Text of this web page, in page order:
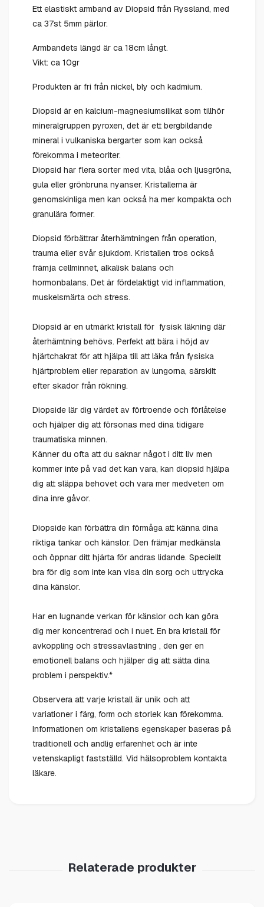
Ett elastiskt armband av Diopsid från Ryssland, med
ca 37st 5mm pärlor.
Armbandets längd är ca 18cm långt.
Vikt: ca 10gr
Produkten är fri från nickel, bly och kadmium.
Diopsid är en kalcium-magnesiumsilikat som tillhör
mineralgruppen pyroxen, det är ett bergbildande
mineral i vulkaniska bergarter som kan också
förekomma i meteoriter.
Diopsid har flera sorter med vita, blåa och ljusgröna,
gula eller grönbruna nyanser. Kristallerna är
genomskinliga men kan också ha mer kompakta och
granulära former.
Diopsid förbättrar återhämtningen från operation,
trauma eller svår sjukdom. Kristallen tros också
främja cellminnet, alkalisk balans och
hormonbalans. Det är fördelaktigt vid inflammation,
muskelsmärta och stress.
Diopsid är en utmärkt kristall för fysisk läkning där
återhämtning behövs. Perfekt att bära i höjd av
hjärtchakrat för att hjälpa till att läka från fysiska
hjärtproblem eller reparation av lungorna, särskilt
efter skador från rökning.
Diopside lär dig värdet av förtroende och förlåtelse
och hjälper dig att försonas med dina tidigare
traumatiska minnen.
Känner du ofta att du saknar något i ditt liv men
kommer inte på vad det kan vara, kan diopsid hjälpa
dig att släppa behovet och vara mer medveten om
dina inre gåvor.
Diopside kan förbättra din förmåga att känna dina
riktiga tankar och känslor. Den främjar medkänsla
och öppnar ditt hjärta för andras lidande. Speciellt
bra för dig som inte kan visa din sorg och uttrycka
dina känslor.
Har en lugnande verkan för känslor och kan göra
dig mer koncentrerad och i nuet. En bra kristall för
avkoppling och stressavlastning , den ger en
emotionell balans och hjälper dig att sätta dina
problem i perspektiv.*
Observera att varje kristall är unik och att
variationer i färg, form och storlek kan förekomma.
Informationen om kristallens egenskaper baseras på
traditionell och andlig erfarenhet och är inte
vetenskapligt fastställd. Vid hälsoproblem kontakta
läkare.